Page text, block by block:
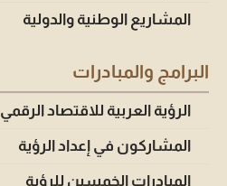
المشاريع الوطنية والدولية
البرامج والمبادرات
الرؤية العربية للاقتصاد الرقمي
المشاركون في إعداد الرؤية
المبادرات الخمسين للرؤية